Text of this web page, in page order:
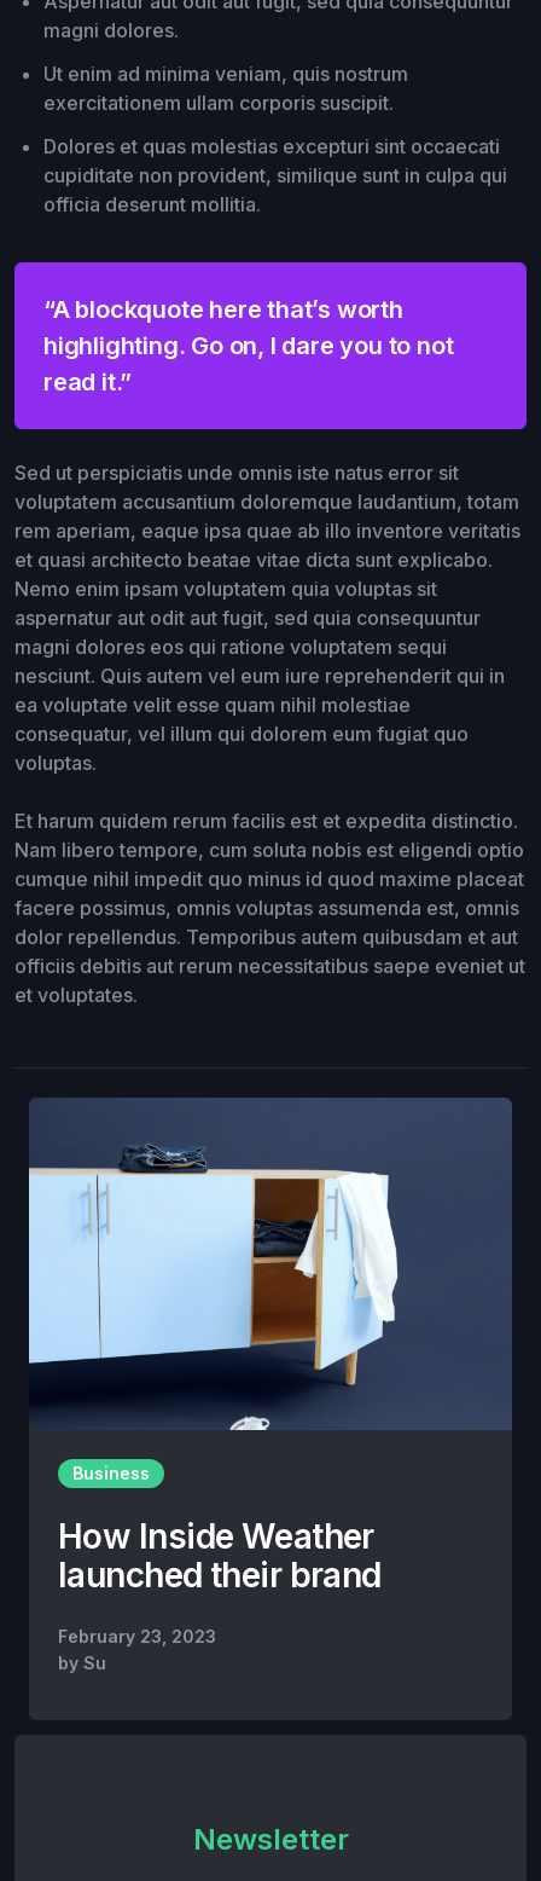
magni dolores.
Ut enim ad minima veniam, quis nostrum
exercitationem ullam corporis suscipit.
Dolores et quas molestias excepturi sint occaecati
cupiditate non provident, similique sunt in culpa qui
officia deserunt mollitia.
“A blockquote here that’s worth
highlighting. Go on, I dare you to not
read it.”
Sed ut perspiciatis unde omnis iste natus error sit
voluptatem accusantium doloremque laudantium, totam
rem aperiam, eaque ipsa quae ab illo inventore veritatis
et quasi architecto beatae vitae dicta sunt explicabo.
Nemo enim ipsam voluptatem quia voluptas sit
aspernatur aut odit aut fugit, sed quia consequuntur
magni dolores eos qui ratione voluptatem sequi
nesciunt. Quis autem vel eum iure reprehenderit qui in
ea voluptate velit esse quam nihil molestiae
consequatur, vel illum qui dolorem eum fugiat quo
voluptas.
Et harum quidem rerum facilis est et expedita distinctio.
Nam libero tempore, cum soluta nobis est eligendi optio
cumque nihil impedit quo minus id quod maxime placeat
facere possimus, omnis voluptas assumenda est, omnis
dolor repellendus. Temporibus autem quibusdam et aut
officiis debitis aut rerum necessitatibus saepe eveniet ut
et voluptates.
Business
How Inside Weather
launched their brand
February 23, 2023
by Su
Newsletter